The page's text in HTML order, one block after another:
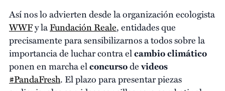
Así nos lo advierten desde la organización ecologista
WWFy laFundación Reale, entidades que
precisamente para sensibilizarnos a todos sobre la
importancia de luchar contra elcambio climático
ponen en marcha elconcursodevideos
#PandaFresh. El plazo para presentar piezas